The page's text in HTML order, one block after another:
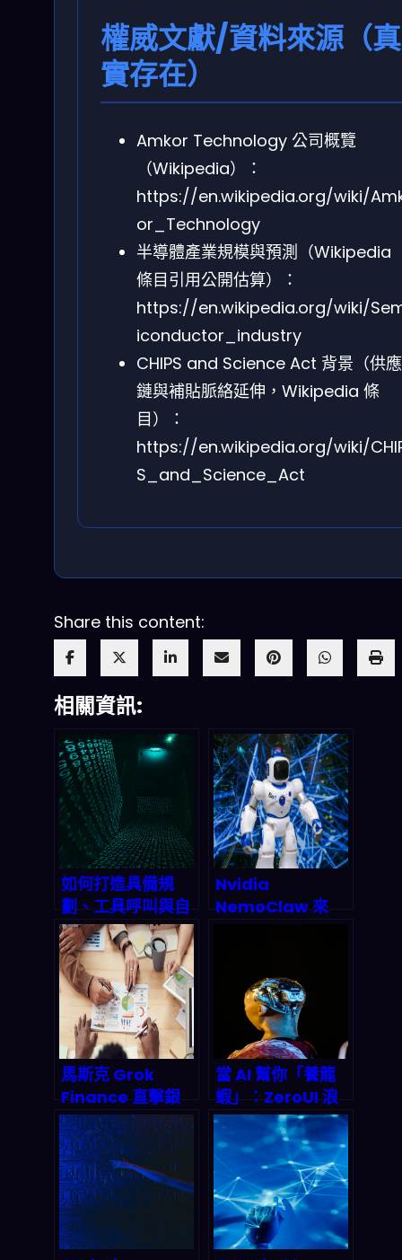
權威文獻/資料來源（真
實存在）
Amkor Technology 公司概覽
（Wikipedia）：
https://en.wikipedia.org/wiki/
or_Technology
半導體產業規模與預測（Wikipedia
條目引用公開估算）：
https://en.wikipedia.org/wiki/
iconductor_industry
CHIPS and Science Act 背景（供應
鏈與補貼脈絡延伸，Wikipedia 條
目）：
https://en.wikipedia.org/wiki/
S_and_Science_Act
Share this content:
相關資訊:
如何打造具備規
劃、工具呼叫與自
我批判能力的進階
Agentic AI 系
統？2026 終極實
戰指南
Nvidia
NemoClaw 來
顛覆企業數位轉
型？GTC 大會前
瞻分析
馬斯克 Grok
Finance 直擊銀
行貸款業！AI語言
模型結合強化學
習，如何在2027
年重塑金融風險模
型與自動交易？
當 AI 幫你「養龍
蝦」：ZeroUI 浪
潮如何改寫 2026
年的科技霸權遊戲